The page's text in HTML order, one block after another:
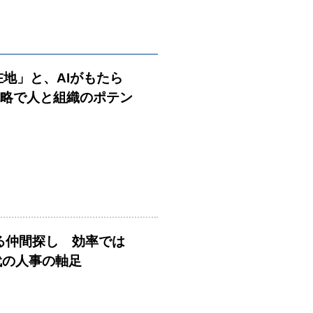
」と、AIがもたら
で人と組織のポテン
仲間探し 効率では
人事の軸足